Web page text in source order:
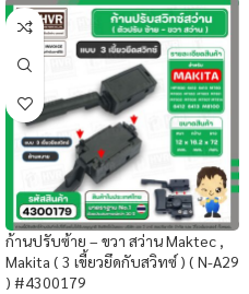
ก้านปรับซ้าย – ขวา สว่าน Maktec ,
Makita ( 3 เขี้ยวยึดกับสวิทซ์ ) ( N-A29
) #4300179